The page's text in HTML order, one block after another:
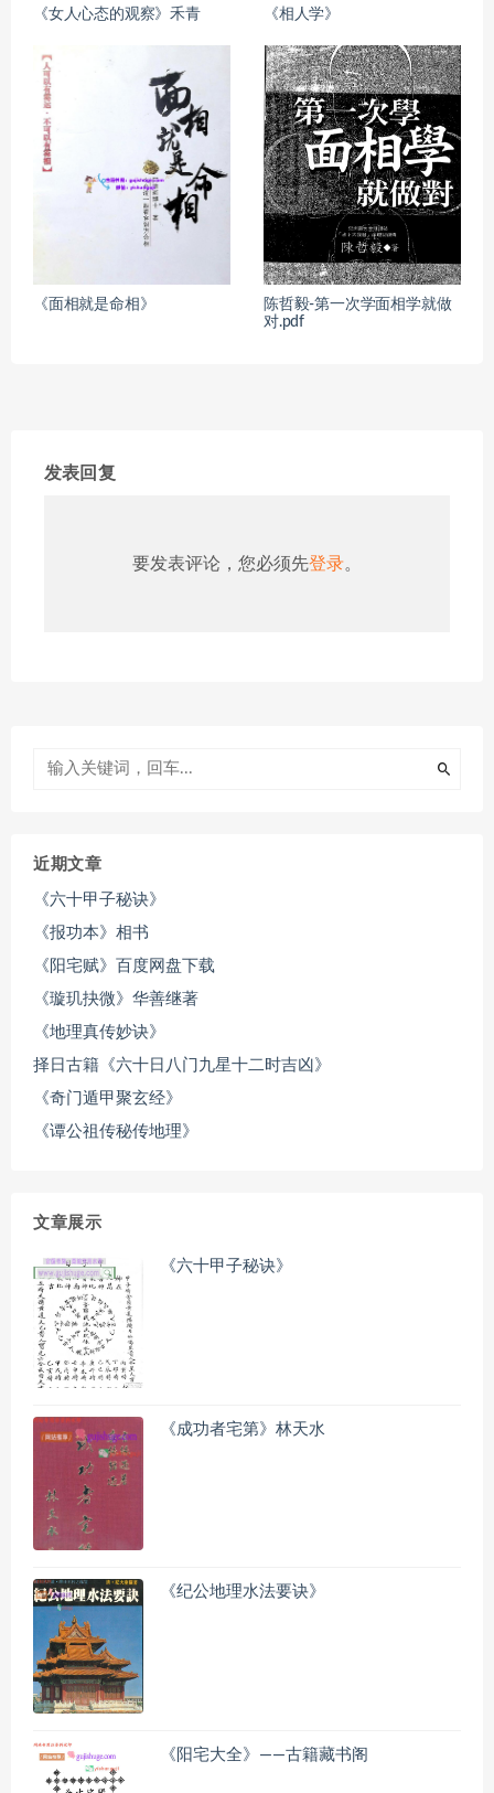
《女人心态的观察》禾青 《相人学》
《面相就是命相》
陈哲毅-第一次学面相学就做
对.pdf
发表回复
要发表评论，您必须先登录。
近期文章
《六十甲子秘诀》
《报功本》相书
《阳宅赋》百度网盘下载
《璇玑抉微》华善继著
《地理真传妙诀》
择日古籍《六十日八门九星十二时吉凶》
《奇门遁甲聚玄经》
《谭公祖传秘传地理》
文章展示
《六十甲子秘诀》
《成功者宅第》林天水
《纪公地理水法要诀》
《阳宅大全》——古籍藏书阁